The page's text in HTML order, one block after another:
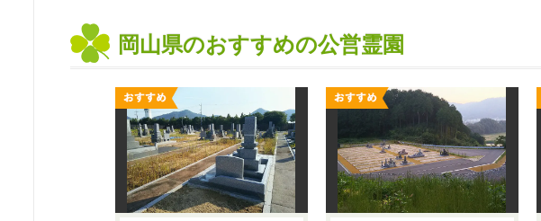
岡山県のおすすめの公営霊園